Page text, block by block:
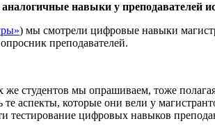
навыки у преподавателей
) мы смотрели цифровые навыки
преподавателей.
студентов мы опрашиваем, тоже
аспекты, которые они вели у
цифровых навыков